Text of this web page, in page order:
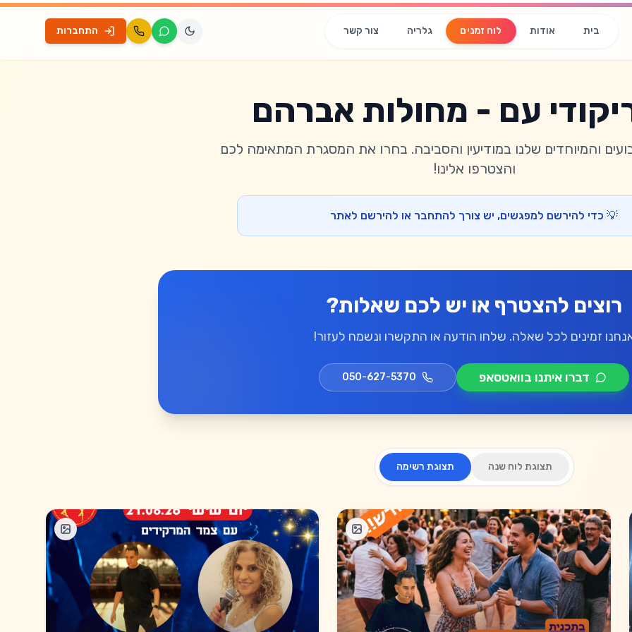
בית אודות לוח זמנים גלריה צור קשר התחברות
עם - מחולות אברהם
והמיוחדים שלנו במודיעין והסביבה. בחרו את המסגרת המתאימה לכם
והצטרפו אלינו!
💡 כדי להירשם למפגשים, יש צורך להתחבר או להירשם לאתר
רוצים להצטרף או יש לכם שאלות?
זמינים לכל שאלה. שלחו הודעה או התקשרו ונשמח לעזור!
דברו איתנו בוואטסאפ 050-627-5370
תצוגת רשימה תצוגת לוח שנה